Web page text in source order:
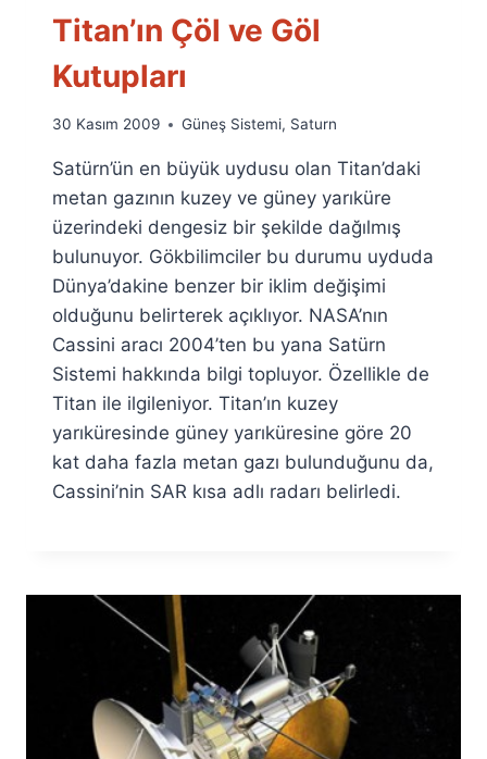
Titan’ın Çöl ve Göl
Kutupları
By
Fuat
Özyar
30 Kasım 2009 Güneş Sistemi, Saturn
Satürn’ün en büyük uydusu olan Titan’daki
metan gazının kuzey ve güney yarıküre
üzerindeki dengesiz bir şekilde dağılmış
bulunuyor. Gökbilimciler bu durumu uyduda
Dünya’dakine benzer bir iklim değişimi
olduğunu belirterek açıklıyor. NASA’nın
Cassini aracı 2004’ten bu yana Satürn
Sistemi hakkında bilgi topluyor. Özellikle de
Titan ile ilgileniyor. Titan’ın kuzey
yarıküresinde güney yarıküresine göre 20
kat daha fazla metan gazı bulunduğunu da,
Cassini’nin SAR kısa adlı radarı belirledi.